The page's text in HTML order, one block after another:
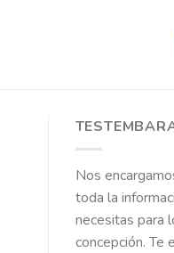
Nos
toda la
necesitas para
concepción. Te